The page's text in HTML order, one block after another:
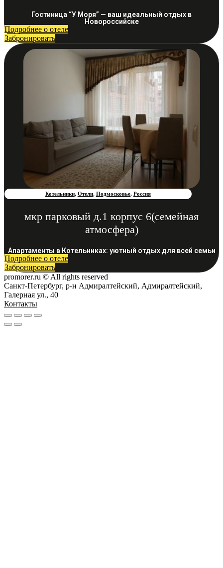
Гостиница “У Моря” — ваш идеальный отдых в
Новороссийске
Подробнее о отеле
Забронировать
Котельники, Отели, Подмосковье, Россия
мкр парковый д.1 корпус 6(семейная
атмосфера)
Апартаменты в Котельниках: уютный отдых для всей семьи
Подробнее о отеле
Забронировать
promorer.ru © All rights reserved
Санкт-Петербург, р-н Адмиралтейский, Адмиралтейский,
Галерная ул., 40
Контакты